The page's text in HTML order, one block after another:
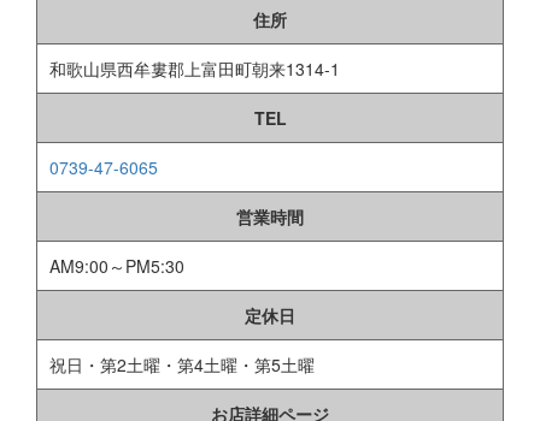
住所
和歌山県西牟婁郡上富田町朝来1314-1
TEL
0739-47-6065
営業時間
AM9:00～PM5:30
定休日
祝日・第2土曜・第4土曜・第5土曜
お店詳細ページ